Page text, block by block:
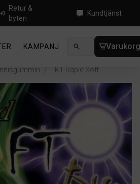
Retur &
byten
Kundtjänst
KAMPANJ NYHETER
/ LKT Rapid Soft